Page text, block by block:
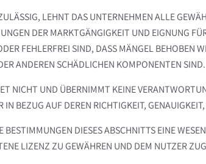
LEHNT DAS UNTERNEHMEN ALLE
DER MARKTGÄNGIGKEIT UND EIGNUNG
FEHLERFREI SIND, DASS MÄNGEL BEHOBEN
ANDEREN SCHÄDLICHEN KOMPONENTEN SIND.
NICHT UND ÜBERNIMMT KEINE
IN BEZUG AUF DEREN RICHTIGKEIT,
BESTIMMUNGEN DIESES ABSCHNITTS EINE
LIZENZ ZU GEWÄHREN UND DEM NUTZER